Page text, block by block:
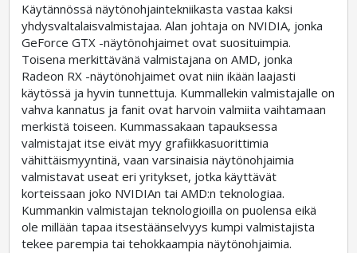
Käytännössä näytönohjaintekniikasta vastaa kaksi
yhdysvaltalaisvalmistajaa. Alan johtaja on NVIDIA, jonka
GeForce GTX -näytönohjaimet ovat suosituimpia.
Toisena merkittävänä valmistajana on AMD, jonka
Radeon RX -näytönohjaimet ovat niin ikään laajasti
käytössä ja hyvin tunnettuja. Kummallekin valmistajalle on
vahva kannatus ja fanit ovat harvoin valmiita vaihtamaan
merkistä toiseen. Kummassakaan tapauksessa
valmistajat itse eivät myy grafiikkasuorittimia
vähittäismyyntinä, vaan varsinaisia näytönohjaimia
valmistavat useat eri yritykset, jotka käyttävät
korteissaan joko NVIDIAn tai AMD:n teknologiaa.
Kummankin valmistajan teknologioilla on puolensa eikä
ole millään tapaa itsestäänselvyys kumpi valmistajista
tekee parempia tai tehokkaampia näytönohjaimia.